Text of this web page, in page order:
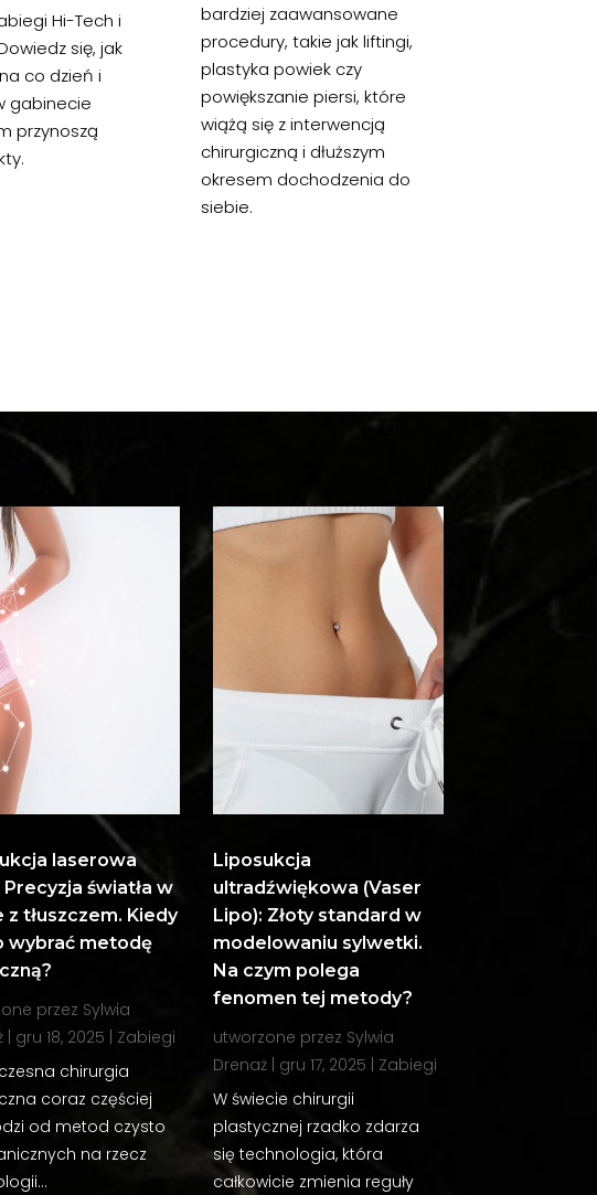
Hi-Tech i
się, jak
co dzień i
gabinecie
przynoszą
bardziej zaawansowane
procedury, takie jak liftingi,
plastyka powiek czy
powiększanie piersi, które
wiążą się z interwencją
chirurgiczną i dłuższym
okresem dochodzenia do
siebie.
laserowa
Precyzja światła w
z tłuszczem. Kiedy
wybrać metodę
przez Sylwia
| gru 18, 2025 | Zabiegi
chirurgia
coraz częściej
od metod czysto
na rzecz
Liposukcja
ultradźwiękowa (Vaser
Lipo): Złoty standard w
modelowaniu sylwetki.
Na czym polega
fenomen tej metody?
utworzone przez Sylwia
Drenaż| gru 17, 2025 | Zabiegi
W świecie chirurgii
plastycznej rzadko zdarza
się technologia, która
całkowicie zmienia reguły